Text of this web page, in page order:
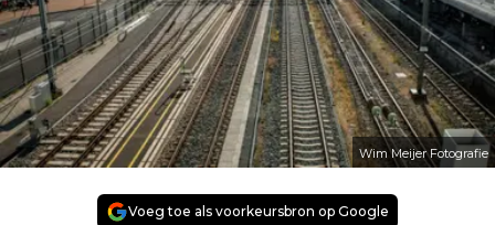
Wim Meijer Fotografie
Voeg toe als voorkeursbron op Google